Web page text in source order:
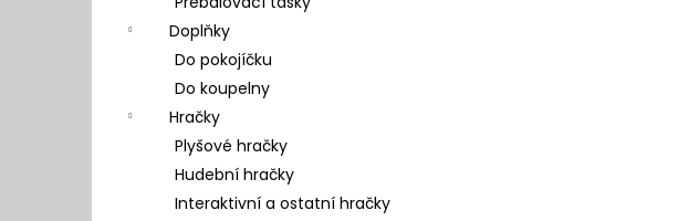
Doplňky
Do pokojíčku
Do koupelny
Hračky
Plyšové hračky
Hudební hračky
Interaktivní a ostatní hračky